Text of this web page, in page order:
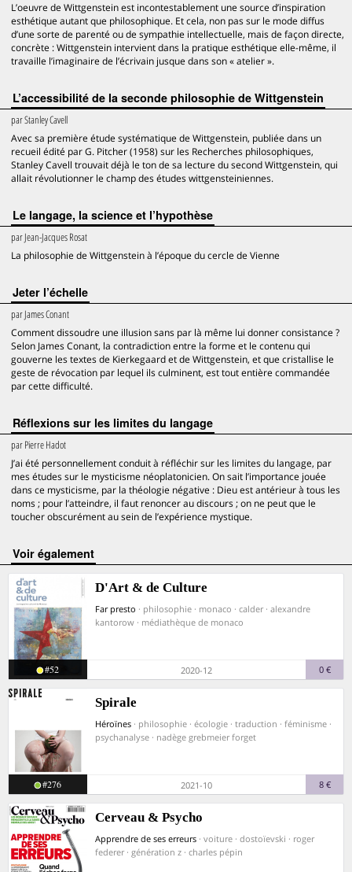
L’oeuvre de Wittgenstein est incontestablement une source d’inspiration
esthétique autant que philosophique. Et cela, non pas sur le mode diffus
d’une sorte de parenté ou de sympathie intellectuelle, mais de façon directe,
concrète : Wittgenstein intervient dans la pratique esthétique elle-même, il
travaille l’imaginaire de l’écrivain jusque dans son « atelier ».
L’accessibilité de la seconde philosophie de Wittgenstein
parStanley Cavell
Avec sa première étude systématique de Wittgenstein, publiée dans un
recueil édité par G. Pitcher (1958) sur les Recherches philosophiques,
Stanley Cavell trouvait déjà le ton de sa lecture du second Wittgenstein, qui
allait révolutionner le champ des études wittgensteiniennes.
Le langage, la science et l’hypothèse
parJean-Jacques Rosat
La philosophie de Wittgenstein à l’époque du cercle de Vienne
Jeter l’échelle
parJames Conant
Comment dissoudre une illusion sans par là même lui donner consistance ?
Selon James Conant, la contradiction entre la forme et le contenu qui
gouverne les textes de Kierkegaard et de Wittgenstein, et que cristallise le
geste de révocation par lequel ils culminent, est tout entière commandée
par cette difficulté.
Réflexions sur les limites du langage
parPierre Hadot
J’ai été personnellement conduit à réfléchir sur les limites du langage, par
mes études sur le mysticisme néoplatonicien. On sait l’importance jouée
dans ce mysticisme, par la théologie négative : Dieu est antérieur à tous les
noms ; pour l’atteindre, il faut renoncer au discours ; on ne peut que le
toucher obscurément au sein de l’expérience mystique.
voir également
D'Art & de Culture
Far presto · philosophie · monaco · calder · alexandre
kantorow · médiathèque de monaco
#52 2020-12 0 €
Spirale
Héroïnes · philosophie · écologie · traduction · féminisme ·
psychanalyse · nadège grebmeier forget
#276 2021-10 8 €
Cerveau & Psycho
Apprendre de ses erreurs · voiture · dostoïevski · roger
federer · génération z · charles pépin